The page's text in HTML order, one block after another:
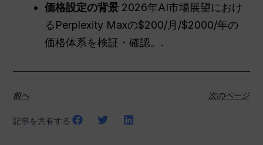
価格設定の背景 2026年AI市場展望におけ
るPerplexity Maxの$200/月/$2000/年の
価格体系を検証・確認。.
前へ 次のページ
記事を共有する